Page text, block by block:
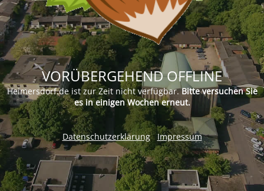
VORÜBERGEHEND OFFLINE
Heimersdorf.de ist zur Zeit nicht verfügbar.Bitte versuchen Sie
es in einigen Wochen erneut.
Datenschutzerklärung Impressum